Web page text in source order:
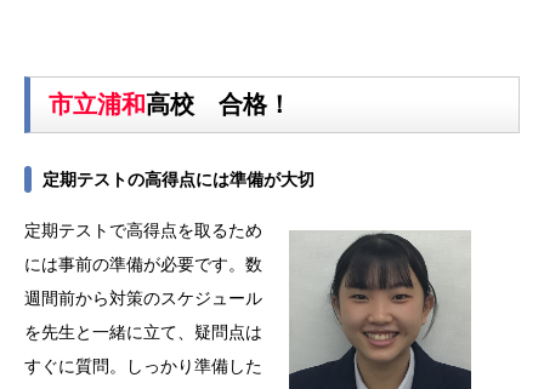
市立浦和高校 合格！
定期テストの高得点には準備が大切
定期テストで高得点を取るため
には事前の準備が必要です。数
週間前から対策のスケジュール
を先生と一緒に立て、疑問点は
すぐに質問。しっかり準備した